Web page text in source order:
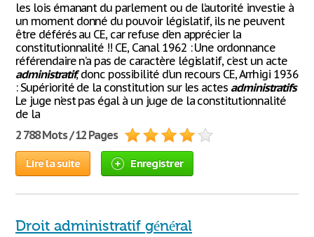
les lois émanant du parlement ou de l’autorité investie à
un moment donné du pouvoir législatif, ils ne peuvent
être déférés au CE, car refuse d’en apprécier la
constitutionnalité !! CE, Canal 1962 : Une ordonnance
référendaire n’a pas de caractère législatif, c’est un acte
administratif, donc possibilité d’un recours CE, Arrhigi 1936
: Supériorité de la constitution sur les actes administratifs
Le juge n’est pas égal à un juge de la constitutionnalité
de la
2 788 Mots / 12 Pages
Lire la suite Enregistrer
Droit administratif général